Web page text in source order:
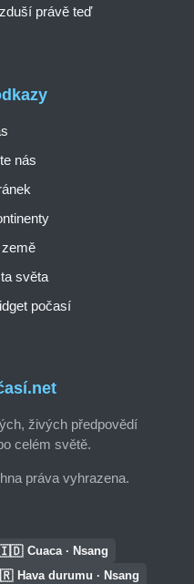
živých předpovědí
celém světě.
práva vyhrazena.
nás
světa
počasí
právě teď
Cuaca · Nsang
Hava durumu · Nsang